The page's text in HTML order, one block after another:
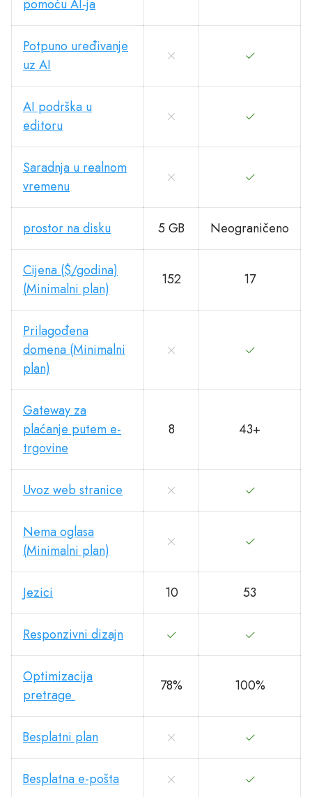
pomoću AI-ja
Potpuno uređivanje
uz AI
AI podrška u
editoru
Saradnja u realnom
vremenu
prostor na disku 5 GB Neograničeno
Cijena ($/godina)
(Minimalni plan)
152 17
Prilagođena
domena (Minimalni
plan)
Gateway za
plaćanje putem e-
trgovine
8 43+
Uvoz web stranice
Nema oglasa
(Minimalni plan)
Jezici 10 53
Responzivni dizajn
Optimizacija
pretrage
78% 100%
Besplatni plan
Besplatna e-pošta